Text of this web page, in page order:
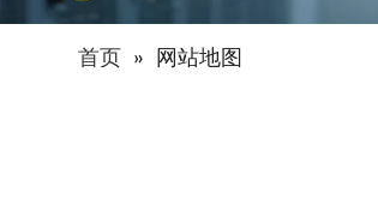
首页 » 网站地图